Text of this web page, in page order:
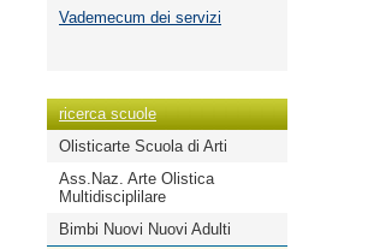
Vademecum dei servizi
ricerca scuole
Olisticarte Scuola di Arti
Ass.Naz. Arte Olistica
Multidisciplilare
Bimbi Nuovi Nuovi Adulti